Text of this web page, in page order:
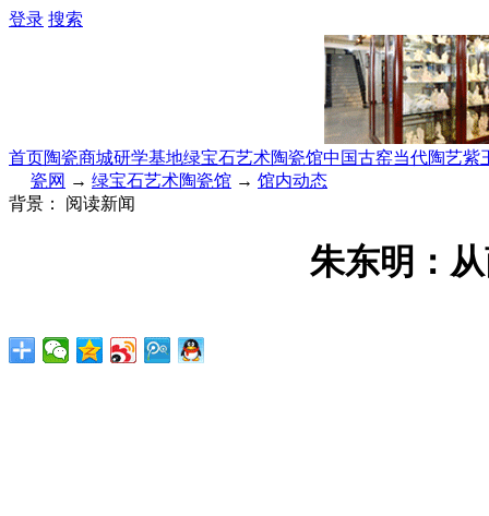
登录 搜索
首页陶瓷商城研学基地绿宝石艺术陶瓷馆中国古窑当代陶艺紫
瓷网 → 绿宝石艺术陶瓷馆 → 馆内动态
背景：
阅读新闻
朱东明：